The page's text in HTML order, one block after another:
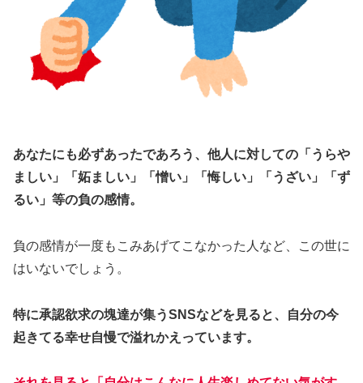
あなたにも必ずあったであろう、他人に対しての「うらや
ましい」「妬ましい」「憎い」「悔しい」「うざい」「ず
るい」等の負の感情。
負の感情が一度もこみあげてこなかった人など、この世に
はいないでしょう。
特に承認欲求の塊達が集うSNSなどを見ると、自分の今
起きてる幸せ自慢で溢れかえっています。